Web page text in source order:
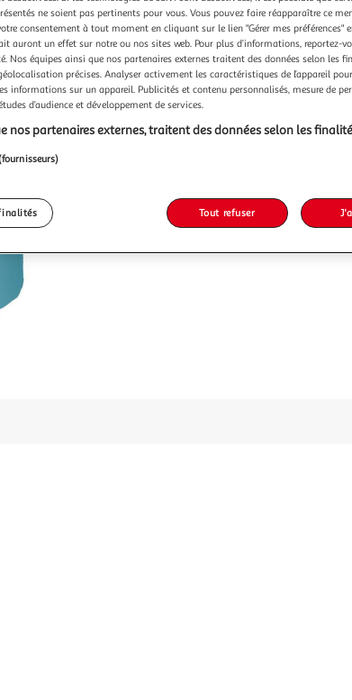
-25 %
7,99€
5,99€
ne soient pas pertinents pour vous. Vous pouvez faire réapparaître ce
consentement à tout moment en cliquant sur le lien "Gérer mes préférences"
auront un effet sur notre ou nos sites web. Pour plus d’informations, reportez-
Nos équipes ainsi que nos partenaires externes traitent des données selon les
précises. Analyser activement les caractéristiques de l’appareil
informations sur un appareil. Publicités et contenu personnalisés, mesure de
d’audience et développement de services.
nos partenaires externes, traitent des données selon les
Tout refuser